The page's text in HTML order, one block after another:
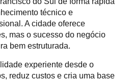
técnico e
A cidade oferece
mas o sucesso do negócio
bem estruturada.
experiente desde o
reduz custos e cria uma base